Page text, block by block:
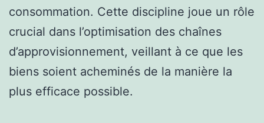
consommation. Cette discipline joue un rôle
crucial dans l’optimisation des chaînes
d’approvisionnement, veillant à ce que les
biens soient acheminés de la manière la
plus efficace possible.